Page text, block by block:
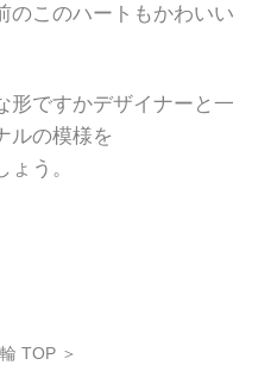
のこのハートもかわいい
形ですかデザイナーと一
ルの模様を
う。
TOP ＞